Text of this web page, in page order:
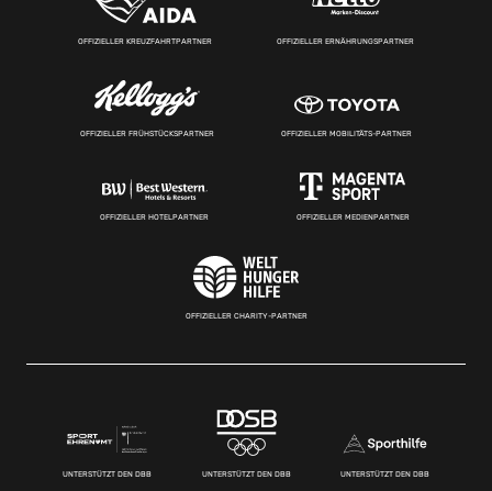
OFFIZIELLER KREUZFAHRTPARTNER OFFIZIELLER ERNÄHRUNGSPARTNER
OFFIZIELLER FRÜHSTÜCKSPARTNER OFFIZIELLER MOBILITÄTS-PARTNER
OFFIZIELLER HOTELPARTNER OFFIZIELLER MEDIENPARTNER
OFFIZIELLER CHARITY-PARTNER
UNTERSTÜTZT DEN DBB UNTERSTÜTZT DEN DBB UNTERSTÜTZT DEN DBB